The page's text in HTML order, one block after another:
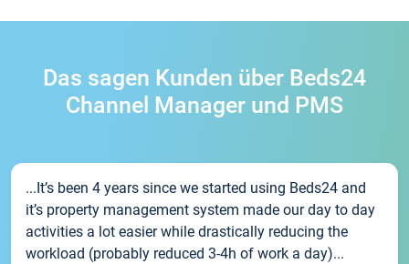
Das sagen Kunden über Beds24
Channel Manager und PMS
...It’s been 4 years since we started using Beds24 and
it’s property management system made our day to day
activities a lot easier while drastically reducing the
workload (probably reduced 3-4h of work a day)...